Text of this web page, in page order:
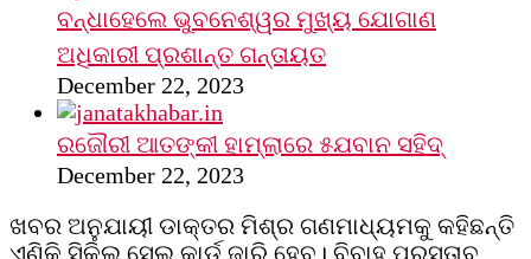
ବନ୍ଧାହେଲେ ଭୁବନେଶ୍ୱର ମୁଖ୍ୟ ଯୋଗାଣ
ଅଧିକାରୀ ପ୍ରଶାନ୍ତ ଗନ୍ତାୟତ
December 22, 2023
ରଜୌରୀ ଆତଙ୍କୀ ହାମ୍‌ଲାରେ ୫ଯବାନ ସହିଦ୍
December 22, 2023
ଖବର ଅନୁଯାୟୀ ଡାକ୍ତର ମିଶ୍ର ଗଣମାଧ୍ୟମକୁ କହିଛନ୍ତି
ଏଣିକି ସିକିଲ ସେଲ କାର୍ଡ ଜାରି ହେବ। ବିବାହ ପ୍ରସ୍ତାବ